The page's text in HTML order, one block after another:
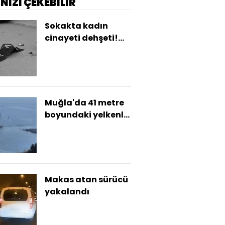
Sokakta kadın
cinayeti dehşeti!
Muğla'da 41 metre
boyundaki yelkenli
Makas atan sürücü
yakalandı